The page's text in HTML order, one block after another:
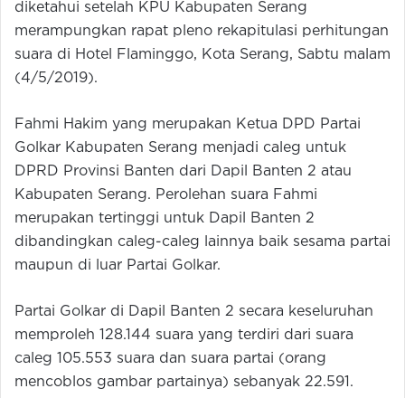
diketahui setelah KPU Kabupaten Serang
merampungkan rapat pleno rekapitulasi perhitungan
suara di Hotel Flaminggo, Kota Serang, Sabtu malam
(4/5/2019).
Fahmi Hakim yang merupakan Ketua DPD Partai
Golkar Kabupaten Serang menjadi caleg untuk
DPRD Provinsi Banten dari Dapil Banten 2 atau
Kabupaten Serang. Perolehan suara Fahmi
merupakan tertinggi untuk Dapil Banten 2
dibandingkan caleg-caleg lainnya baik sesama partai
maupun di luar Partai Golkar.
Partai Golkar di Dapil Banten 2 secara keseluruhan
memproleh 128.144 suara yang terdiri dari suara
caleg 105.553 suara dan suara partai (orang
mencoblos gambar partainya) sebanyak 22.591.